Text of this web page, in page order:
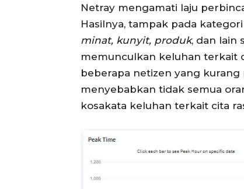
Netray mengamati laju
Hasilnya, tampak pada
minat, kunyit, produk, dan lain
memunculkan keluhan terkait
beberapa netizen yang
menyebabkan tidak semua
kosakata keluhan terkait cita